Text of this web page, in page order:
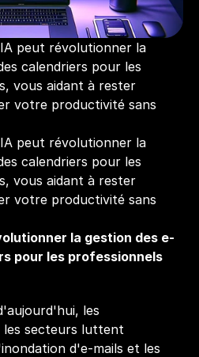
peut révolutionner la
calendriers pour les
vous aidant à rester
votre productivité sans
peut révolutionner la
calendriers pour les
vous aidant à rester
votre productivité sans
la gestion des e-
pour les professionnels
les
les secteurs luttent
d'e-mails et les